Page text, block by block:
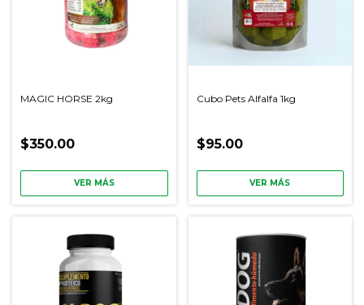
MAGIC HORSE 2kg
$350.00
VER MÁS
Cubo Pets Alfalfa 1kg
$95.00
VER MÁS